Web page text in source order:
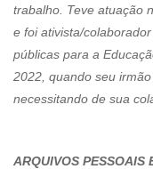
trabalho. Teve atuação
e foi ativista/
públicas para a
2022, quando seu
necessitando de sua
ARQUIVOS PESSOAIS